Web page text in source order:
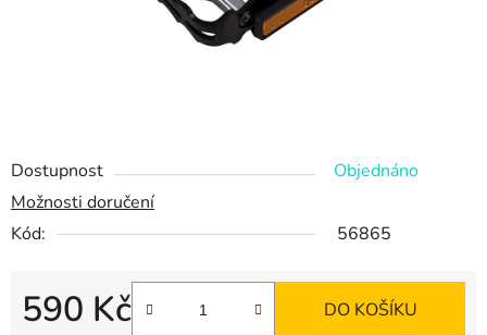
Dostupnost
Objednáno
Možnosti doručení
Kód:
56865
590 Kč DO KOŠÍKU